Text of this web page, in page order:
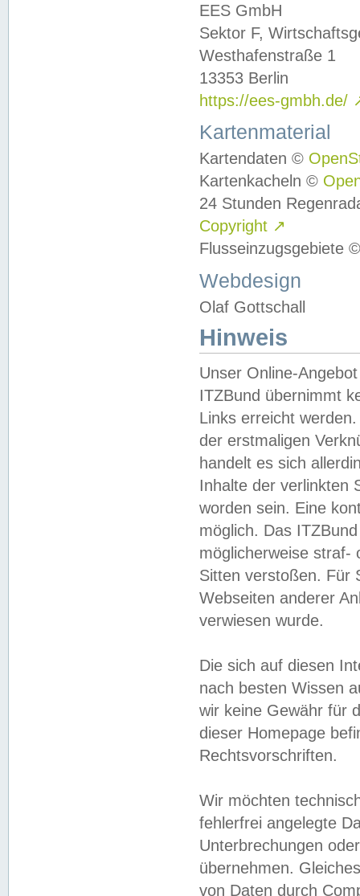
EES GmbH
Sektor F,
Westhafenstraße 1
13353 Berlin
https://ees-gmbh.de/
Kartenmaterial
Kartendaten ©
Kartenkacheln ©
24 Stunden
Copyright ↗
Flusseinzugsgebiete
Webdesign
Olaf Gottschall
Hinweis
Unser Online-
ITZBund übernimmt
Links erreicht
der erstmaligen
handelt es sich
Inhalte der verlinkten
worden sein. Eine
möglich. Das
möglicherweise straf-
Sitten verstoßen. Für
Webseiten anderer
verwiesen wurde.
Die sich auf diesen
nach besten Wissen
wir keine Gewähr für
dieser Homepage
Rechtsvorschriften.
Wir möchten
fehlerfrei angelegte
Unterbrechungen
übernehmen.
von Daten durch